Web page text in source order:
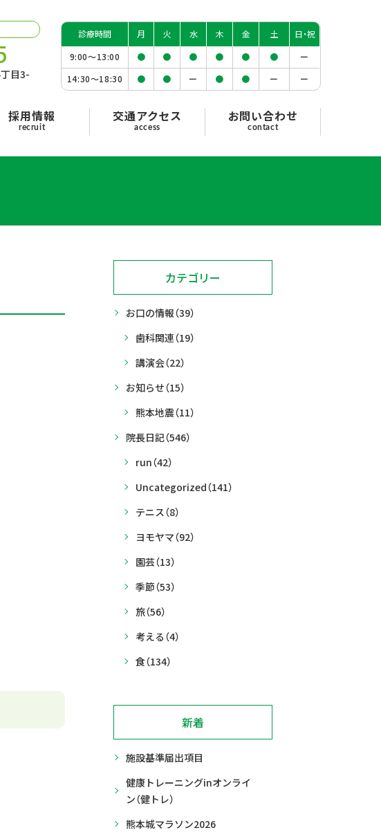
目3-
診療時間 月 火 水 木 金 土
日・祝
9:00〜13:00 ● ● ● ● ● ●
ー
14:30〜18:30 ● ● ー ● ● ー ー
採用情報
recruit
交通アクセス
access
お問い合わせ
contact
カテゴリー
お口の情報（39）
歯科関連（19）
講演会（22）
お知らせ（15）
熊本地震（11）
院長日記（546）
run（42）
Uncategorized（141）
テニス（8）
ヨモヤマ（92）
園芸（13）
季節（53）
旅（56）
考える （4）
食（134）
新着
施設基準届出項目
健康トレーニングinオンライ
ン（健トレ）
熊本城マラソン2026